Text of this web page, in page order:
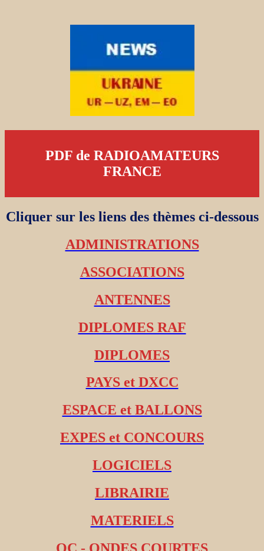
PDF de RADIOAMATEURS
FRANCE
Cliquer sur les liens des thèmes ci-dessous
ADMINISTRATIONS
ASSOCIATIONS
ANTENNES
DIPLOMES RAF
DIPLOMES
PAYS et DXCC
ESPACE et BALLONS
EXPES et CONCOURS
LOGICIELS
LIBRAIRIE
MATERIELS